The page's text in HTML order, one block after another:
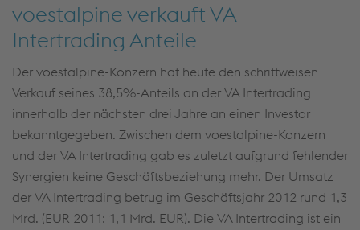
voestalpine verkauft VA
Intertrading Anteile
Der voestalpine-Konzern hat heute den schrittweisen
Verkauf seines 38,5%-Anteils an der VA Intertrading
innerhalb der nächsten drei Jahre an einen Investor
bekanntgegeben. Zwischen dem voestalpine-Konzern
und der VA Intertrading gab es zuletzt aufgrund fehlender
Synergien keine Geschäftsbeziehung mehr. Der Umsatz
der VA Intertrading betrug im Geschäftsjahr 2012 rund 1,3
Mrd. (EUR 2011: 1,1 Mrd. EUR). Die VA Intertrading ist ein